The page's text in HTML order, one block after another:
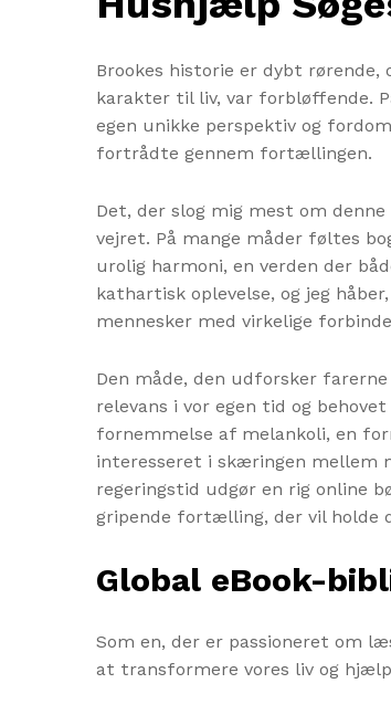
Brookes historie er dybt
karakter til liv, var forbløffende.
egen unikke perspektiv og
fortrådte gennem fortællingen.
Det, der slog mig mest om
vejret. På mange måder føltes
urolig harmoni, en verden der
kathartisk oplevelse, og jeg
mennesker med virkelige
Den måde, den udforsker
relevans i vor egen tid og
fornemmelse af melankoli, en
interesseret i skæringen mellem
regeringstid udgør en rig online
gripende fortælling, der vil holde
Global eBook-
Som en, der er passioneret om
at transformere vores liv og